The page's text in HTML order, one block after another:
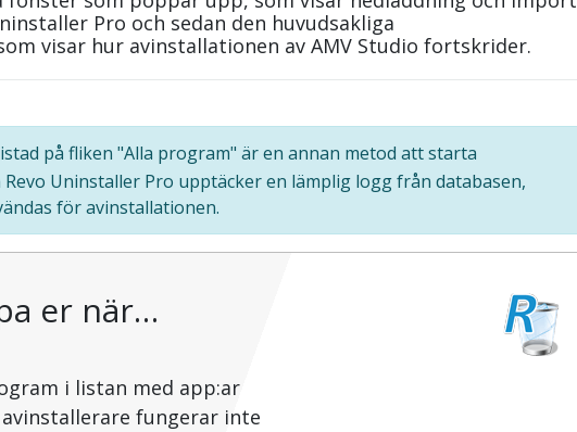
Pro och sedan den huvudsakliga
visar hur avinstallationen av AMV Studio fortskrider.
på fliken "Alla program" är en annan metod att starta
Uninstaller Pro upptäcker en lämplig logg från databasen,
för avinstallationen.
er när…
i listan med app:ar
fungerar inte